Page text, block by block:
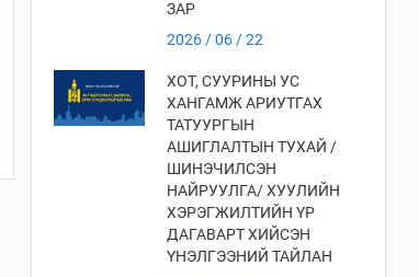
ЗАР
2026 / 06 / 22
ХОТ, СУУРИНЫ УС
ХАНГАМЖ АРИУТГАХ
ТАТУУРГЫН
АШИГЛАЛТЫН ТУХАЙ /
ШИНЭЧИЛСЭН
НАЙРУУЛГА/ ХУУЛИЙН
ХЭРЭГЖИЛТИЙН ҮР
ДАГАВАРТ ХИЙСЭН
ҮНЭЛГЭЭНИЙ ТАЙЛАН